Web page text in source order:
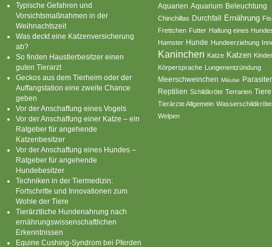
Typische Gefahren und
Vorsichtsmaßnahmen in der
Weihnachtszeit
Was deckt eine Katzenversicherung
ab?
So finden Haustierbesitzer einen
guten Tierarzt
Geckos aus dem Tierheim oder der
Auffangstation eine zweite Chance
geben
Vor der Anschaffung eines Vogels
Vor der Anschaffung einer Katze – ein
Ratgeber für angehende
Katzenbesitzer
Vor der Anschaffung eines Hundes –
Ratgeber für angehende
Hundebesitzer
Techniken in der Tiermedizin:
Fortschritte und Innovationen zum
Wohle der Tiere
Tierärztliche Hundenahrung nach
ernährungswissenschaftlichen
Erkenntnissen
Equine Cushing-Syndrom bei Pferden
Aquarien Aquarium Beleuchtung
Chinchillas Durchfall Ernährung
Frettchen Futter Haltung eines
Hamster Hunde Hundeerziehung
Kaninchen Katze Katzen
Körpersprache Lungenentzündung
Meerschweinchen Mäuse
Reptilien Schildkröte Terrarien Tiere
Tierärzte Allgemein
Welpen